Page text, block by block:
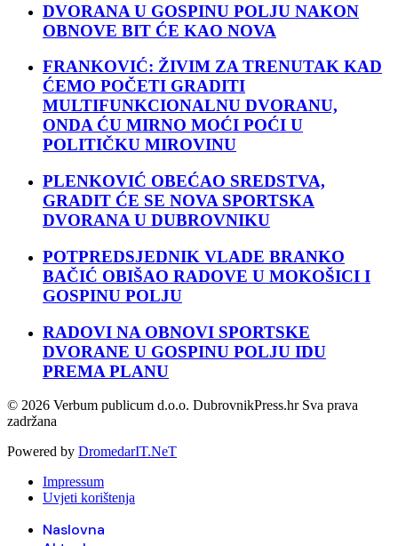
DVORANA U GOSPINU POLJU NAKON
OBNOVE BIT ĆE KAO NOVA
FRANKOVIĆ: ŽIVIM ZA TRENUTAK KAD
ĆEMO POČETI GRADITI
MULTIFUNKCIONALNU DVORANU,
ONDA ĆU MIRNO MOĆI POĆI U
POLITIČKU MIROVINU
PLENKOVIĆ OBEĆAO SREDSTVA,
GRADIT ĆE SE NOVA SPORTSKA
DVORANA U DUBROVNIKU
POTPREDSJEDNIK VLADE BRANKO
BAČIĆ OBIŠAO RADOVE U MOKOŠICI I
GOSPINU POLJU
RADOVI NA OBNOVI SPORTSKE
DVORANE U GOSPINU POLJU IDU
PREMA PLANU
© 2026 Verbum publicum d.o.o. DubrovnikPress.hr Sva prava
zadržana
Powered by DromedarIT.NeT
Impressum
Uvjeti korištenja
Naslovna